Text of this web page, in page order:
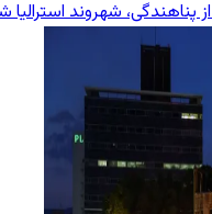
پناهندگی، شهروند استرالیا